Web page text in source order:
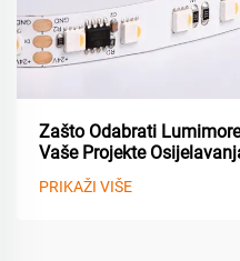
Zašto Odabrati
Vaše Projekte
PRIKAŽI VIŠE